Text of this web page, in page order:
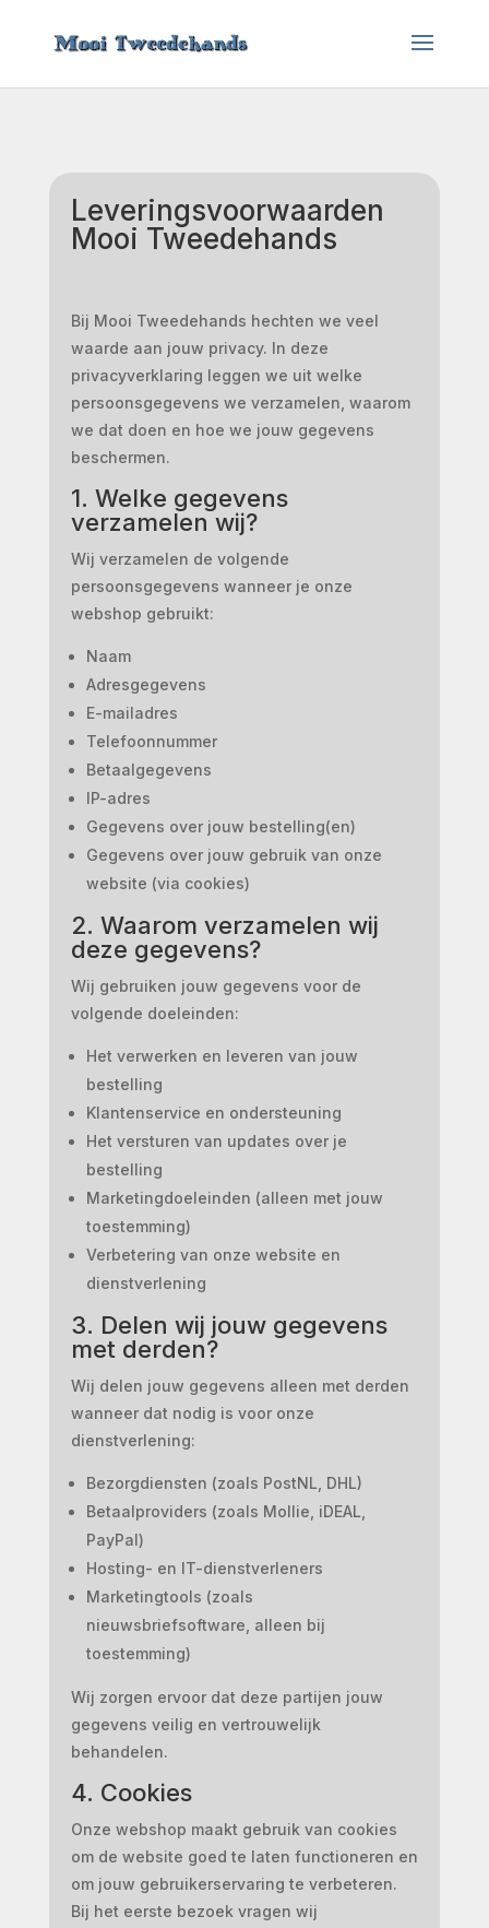
Leveringsvoorwaarden
Mooi Tweedehands
Bij Mooi Tweedehands hechten we veel
waarde aan jouw privacy. In deze
privacyverklaring leggen we uit welke
persoonsgegevens we verzamelen, waarom
we dat doen en hoe we jouw gegevens
beschermen.
1. Welke gegevens
verzamelen wij?
Wij verzamelen de volgende
persoonsgegevens wanneer je onze
webshop gebruikt:
Naam
Adresgegevens
E-mailadres
Telefoonnummer
Betaalgegevens
IP-adres
Gegevens over jouw bestelling(en)
Gegevens over jouw gebruik van onze
website (via cookies)
2. Waarom verzamelen wij
deze gegevens?
Wij gebruiken jouw gegevens voor de
volgende doeleinden:
Het verwerken en leveren van jouw
bestelling
Klantenservice en ondersteuning
Het versturen van updates over je
bestelling
Marketingdoeleinden (alleen met jouw
toestemming)
Verbetering van onze website en
dienstverlening
3. Delen wij jouw gegevens
met derden?
Wij delen jouw gegevens alleen met derden
wanneer dat nodig is voor onze
dienstverlening:
Bezorgdiensten (zoals PostNL, DHL)
Betaalproviders (zoals Mollie, iDEAL,
PayPal)
Hosting- en IT-dienstverleners
Marketingtools (zoals
nieuwsbriefsoftware, alleen bij
toestemming)
Wij zorgen ervoor dat deze partijen jouw
gegevens veilig en vertrouwelijk
behandelen.
4. Cookies
Onze webshop maakt gebruik van cookies
om de website goed te laten functioneren en
om jouw gebruikerservaring te verbeteren.
Bij het eerste bezoek vragen wij